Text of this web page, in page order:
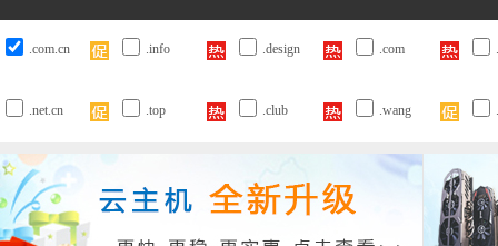
.com.cn .info .design .com
.net.cn .top .club .wang